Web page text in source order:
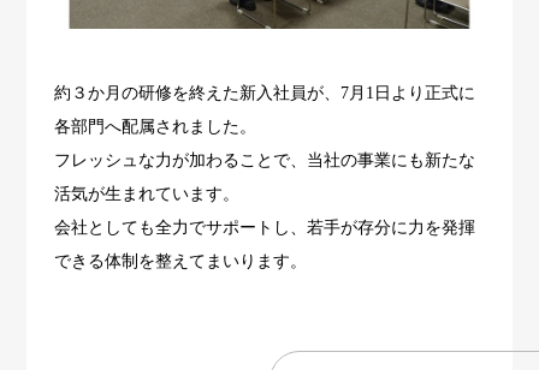
約３か月の研修を終えた新入社員が、7月1日より正式に
各部門へ配属されました。
フレッシュな力が加わることで、当社の事業にも新たな
活気が生まれています。
会社としても全力でサポートし、若手が存分に力を発揮
できる体制を整えてまいります。